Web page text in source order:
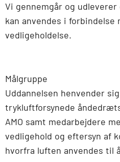
Vi gennemgår og
kan anvendes i forbindelse
vedligeholdelse.
Målgruppe
Uddannelsen henvender
trykluftforsynede
AMO samt medarbejdere
vedligehold og eftersyn af
hvorfra luften anvendes til